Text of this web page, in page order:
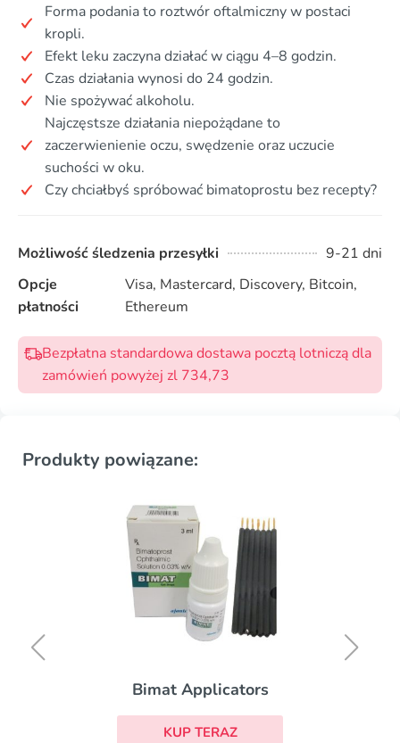
Forma podania to roztwór oftalmiczny w postaci
kropli.
Efekt leku zaczyna działać w ciągu 4–8 godzin.
Czas działania wynosi do 24 godzin.
Nie spożywać alkoholu.
Najczęstsze działania niepożądane to
zaczerwienienie oczu, swędzenie oraz uczucie
suchości w oku.
Czy chciałbyś spróbować bimatoprostu bez recepty?
Możliwość śledzenia przesyłki
9-21 dni
Opcje
płatności
Visa, Mastercard, Discovery, Bitcoin,
Ethereum
Bezpłatna standardowa dostawa pocztą lotniczą dla
zamówień powyżej zl 734,73
Produkty powiązane:
Bimat Applicators
KUP TERAZ